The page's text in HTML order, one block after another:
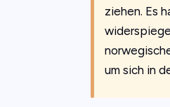
ziehen. Es
um sich in